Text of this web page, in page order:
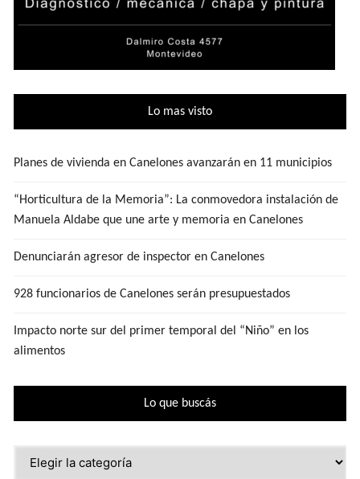
Lo mas visto
Planes de vivienda en Canelones avanzarán en 11 municipios
“Horticultura de la Memoria”: La conmovedora instalación de
Manuela Aldabe que une arte y memoria en Canelones
Denunciarán agresor de inspector en Canelones
928 funcionarios de Canelones serán presupuestados
Impacto norte sur del primer temporal del “Niño” en los
alimentos
Lo que buscás